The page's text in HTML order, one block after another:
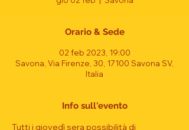
Orario & Sede
02 feb 2023, 19:00
Savona, Via Firenze, 30, 17100 Savona SV,
Italia
Info sull'evento
Tutti i giovedì sera possibilità di